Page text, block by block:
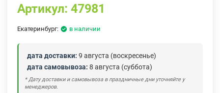
Артикул: 47981
Екатеринбург: в наличии
дата доставки: 9 августа (воскресенье)
дата самовывоза: 8 августа (суббота)
* Дату доставки и самовывоза в праздничные дни уточняйте у
менеджеров.